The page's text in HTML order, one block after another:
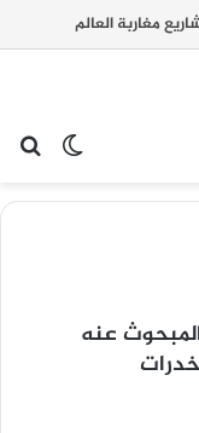
مغاربة العالم
عنه